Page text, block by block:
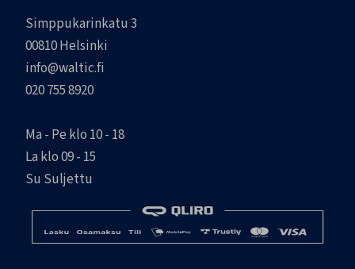
Simppukarinkatu 3
00810 Helsinki
info@waltic.fi
020 755 8920
Ma - Pe klo 10 - 18
La klo 09 - 15
Su Suljettu